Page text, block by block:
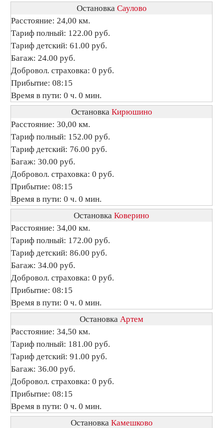
Остановка Саулово
Расстояние: 24,00 км.
Тариф полный: 122.00 руб.
Тариф детский: 61.00 руб.
Багаж: 24.00 руб.
Добровол. страховка: 0 руб.
Прибытие: 08:15
Время в пути: 0 ч. 0 мин.
Остановка Кирюшино
Расстояние: 30,00 км.
Тариф полный: 152.00 руб.
Тариф детский: 76.00 руб.
Багаж: 30.00 руб.
Добровол. страховка: 0 руб.
Прибытие: 08:15
Время в пути: 0 ч. 0 мин.
Остановка Коверино
Расстояние: 34,00 км.
Тариф полный: 172.00 руб.
Тариф детский: 86.00 руб.
Багаж: 34.00 руб.
Добровол. страховка: 0 руб.
Прибытие: 08:15
Время в пути: 0 ч. 0 мин.
Остановка Артем
Расстояние: 34,50 км.
Тариф полный: 181.00 руб.
Тариф детский: 91.00 руб.
Багаж: 36.00 руб.
Добровол. страховка: 0 руб.
Прибытие: 08:15
Время в пути: 0 ч. 0 мин.
Остановка Камешково